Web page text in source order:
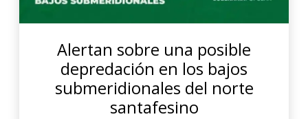
Alertan sobre una posible
depredación en los bajos
submeridionales del norte
santafesino